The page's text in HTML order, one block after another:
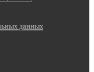
данных